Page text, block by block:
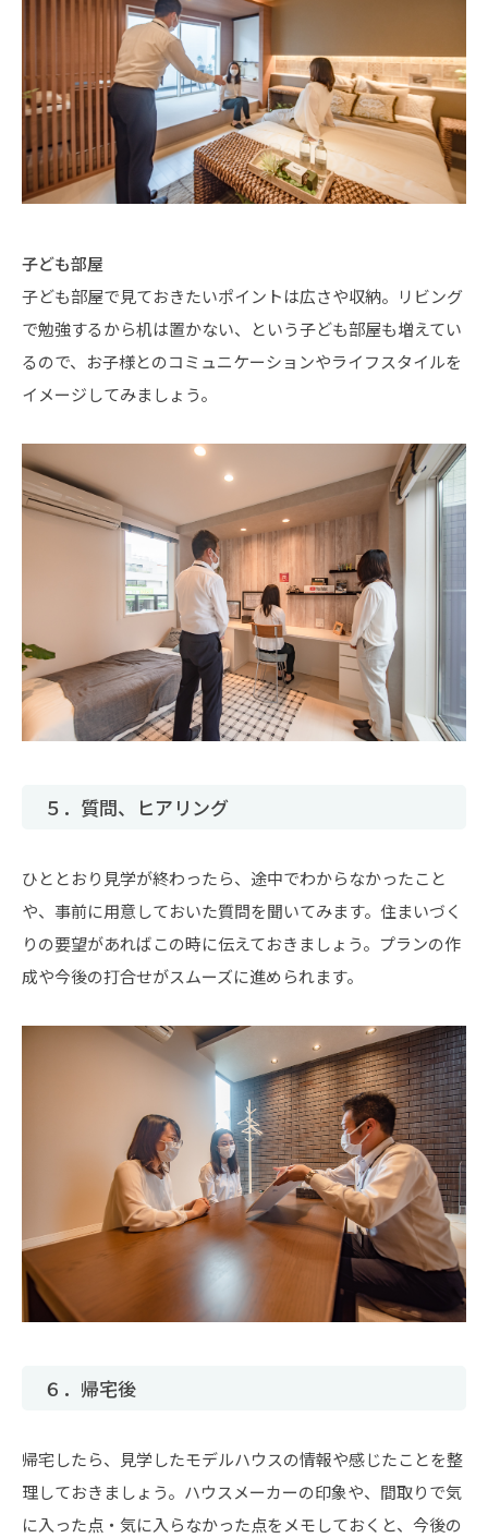
子ども部屋
子ども部屋で見ておきたいポイントは広さや収納。リビング
で勉強するから机は置かない、という子ども部屋も増えてい
るので、お子様とのコミュニケーションやライフスタイルを
イメージしてみましょう。
５．質問、ヒアリング
ひととおり見学が終わったら、途中でわからなかったこと
や、事前に用意しておいた質問を聞いてみます。住まいづく
りの要望があればこの時に伝えておきましょう。プランの作
成や今後の打合せがスムーズに進められます。
６．帰宅後
帰宅したら、見学したモデルハウスの情報や感じたことを整
理しておきましょう。ハウスメーカーの印象や、間取りで気
に入った点・気に入らなかった点をメモしておくと、今後の